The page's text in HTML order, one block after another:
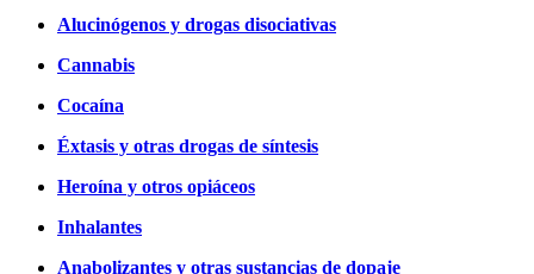
Alucinógenos y drogas disociativas
Cannabis
Cocaína
Éxtasis y otras drogas de síntesis
Heroína y otros opiáceos
Inhalantes
Anabolizantes y otras sustancias de dopaje